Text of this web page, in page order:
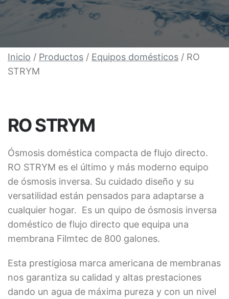
DIRECCIÓN
Paseo del Limonar, 2
Bloque 2, 5ª A
29016 Málaga
611 414 391
CORREO ELECTRÓNICO
REDES SOCIALES
Inicio / Productos / Equipos domésticos / RO
STRYM
RO STRYM
Ósmosis doméstica compacta de flujo directo.
RO STRYM es el último y más moderno equipo
de ósmosis inversa. Su cuidado diseño y su
versatilidad están pensados para adaptarse a
cualquier hogar. Es un quipo de ósmosis inversa
doméstico de flujo directo que equipa una
membrana Filmtec de 800 galones.
Esta prestigiosa marca americana de membranas
nos garantiza su calidad y altas prestaciones
dando un agua de máxima pureza y con un nivel